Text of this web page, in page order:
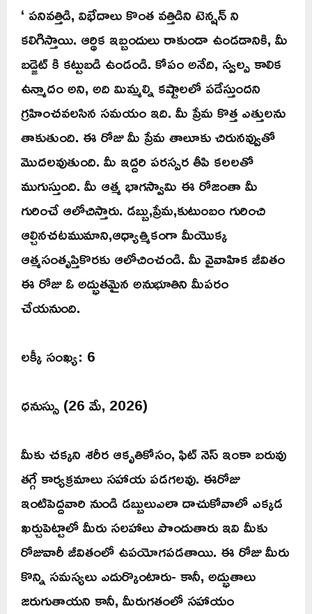
‘ పనివత్తిడి, విభేదాలు కొంత వత్తిడిని టెన్షన్ ని
కలిగిస్తాయి. ఆర్థిక ఇబ్బందులు రాకుండా ఉండడానికి, మీ
బడ్జెట్ కి కట్టుబడి ఉండండి. కోపం అనేది, స్వల్ప కాలిక
ఉన్మాదం అని, అది మిమ్మల్ని కష్టాలలో పడేస్తుందని
గ్రహించవలసిన సమయం ఇది. మీ ప్రేమ కొత్త ఎత్తులను
తాకుతుంది. ఈ రోజు మీ ప్రేమ తాలూకు చిరునవ్వుతో
మొదలవుతుంది. మీ ఇద్దరి పరస్పర తీపి కలలతో
ముగుస్తుంది. మీ ఆత్మ భాగస్వామి ఈ రోజంతా మీ
గురించే ఆలోచిస్తారు. డబ్బు,ప్రేమ,కుటుంబం గురించి
ఆల్చినచటముమాని,ఆధ్యాత్మికంగా మీయొక్క
ఆత్మసంతృప్తికొరకు ఆలోచించండి. మీ వైవాహిక జీవితం
ఈ రోజు ఓ అద్భుతమైన అనుభూతిని మీపరం
చేయనుంది.
లక్కీ సంఖ్య: 6
ధనుస్సు (26 మే, 2026)
మీకు చక్కని శరీర ఆకృతికోసం, ఫిట్ నెస్ ఇంకా బరువు
తగ్గే కార్యక్రమాలు సహాయ పడగలవు. ఈరోజు
ఇంటిపెద్దవారి నుండి డబ్బులుఎలా దాచుకోవాలో ఎక్కడ
ఖర్చుపెట్టాలో మీరు సలహాలు పొందుతారు ఇవి మీకు
రోజువారీ జీవితంలో ఉపయోగపడతాయి. ఈ రోజు మీరు
కొన్ని సమస్యలు ఎదుర్కొంటారు- కానీ, అద్భుతాలు
జరుగుతాయని కానీ, మీరుగతంలో సహాయం